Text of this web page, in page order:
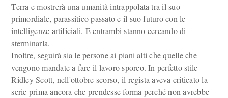
Terra e mostrerà una umanità intrappolata tra il suo
primordiale, parassitico passato e il suo futuro con le
intelligenze artificiali. E entrambi stanno cercando di
sterminarla.
Inoltre, seguirà sia le persone ai piani alti che quelle che
vengono mandate a fare il lavoro sporco. In perfetto stile
Ridley Scott, nell'ottobre scorso, il regista aveva criticato la
serie prima ancora che prendesse forma perché non avrebbe